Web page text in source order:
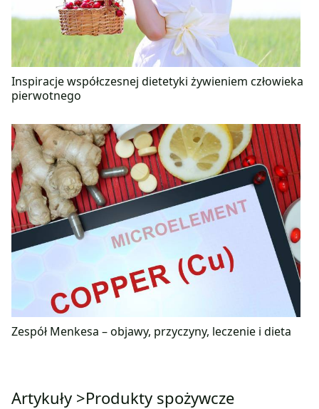
Inspiracje współczesnej dietetyki żywieniem człowieka
pierwotnego
Zespół Menkesa – objawy, przyczyny, leczenie i dieta
Artykuły >Produkty spożywcze